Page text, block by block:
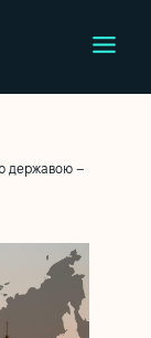
державою –